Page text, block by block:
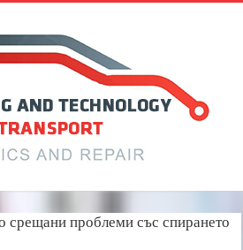
срещани проблеми със спирането